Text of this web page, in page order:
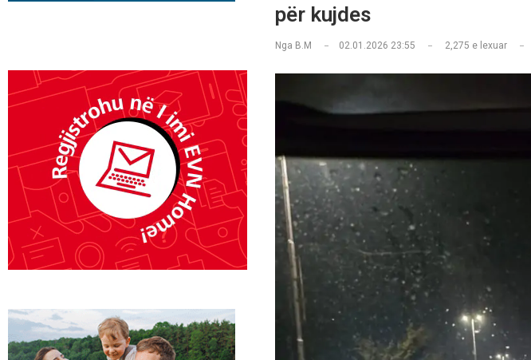
për kujdes
Nga B.M 02.01.2026 23:55 2,275 e lexuar